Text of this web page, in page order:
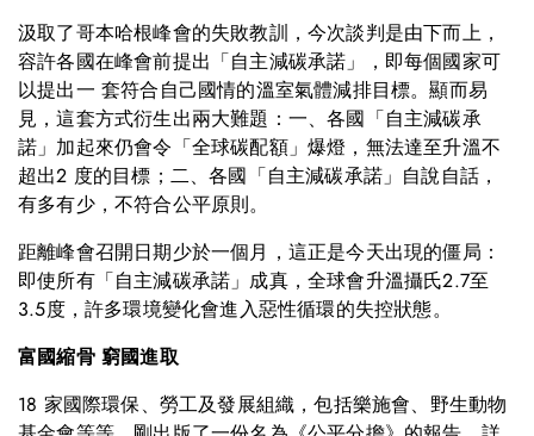
汲取了哥本哈根峰會的失敗教訓，今次談判是由下而上，
容許各國在峰會前提出「自主減碳承諾」，即每個國家可
以提出一 套符合自己國情的溫室氣體減排目標。顯而易
見，這套方式衍生出兩大難題：一、各國「自主減碳承
諾」加起來仍會令「全球碳配額」爆燈，無法達至升溫不
超出2 度的目標；二、各國「自主減碳承諾」自說自話，
有多有少，不符合公平原則。
距離峰會召開日期少於一個月，這正是今天出現的僵局：
即使所有「自主減碳承諾」成真，全球會升溫攝氏2.7至
3.5度，許多環境變化會進入惡性循環的失控狀態。
富國縮骨 窮國進取
18 家國際環保、勞工及發展組織，包括樂施會、野生動物